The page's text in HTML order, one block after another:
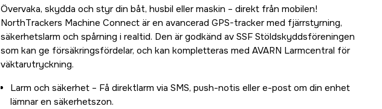
Övervaka, skydda och styr din båt, husbil eller maskin – direkt från mobilen!
NorthTrackers Machine Connect är en avancerad GPS-tracker med fjärrstyrning,
säkerhetslarm och spårning i realtid. Den är godkänd av SSF Stöldskyddsföreningen
som kan ge försäkringsfördelar, och kan kompletteras med AVARN Larmcentral för
väktarutryckning.
Larm och säkerhet – Få direktlarm via SMS, push-notis eller e-post om din enhet
lämnar en säkerhetszon.